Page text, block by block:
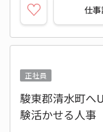
仕
正社員
駿東郡清水町へ
験活かせる人事